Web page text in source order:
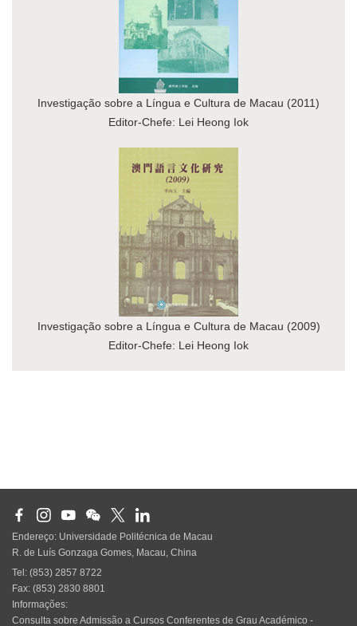
Investigação sobre a Língua e Cultura de Macau (2011)
Editor-Chefe: Lei Heong Iok
Investigação sobre a Língua e Cultura de Macau (2009)
Editor-Chefe: Lei Heong Iok
Endereço: Universidade Politécnica de Macau
R. de Luís Gonzaga Gomes, Macau, China
Tel: (853) 2857 8722
Fax: (853) 2830 8801
Informações:
Consulta sobre Admissão a Cursos Conferentes de Grau Académico -